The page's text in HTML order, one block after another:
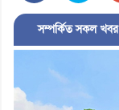
সম্পর্কিত সকল